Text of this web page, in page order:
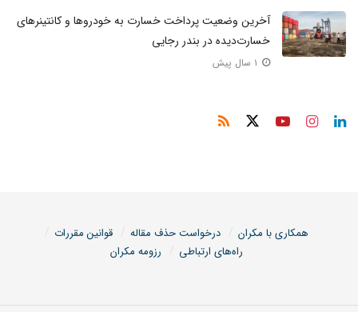
آخرین وضعیت پرداخت خسارت به خودروها و کانتینرهای
خسارت‌دیده در بندر رجایی
همکاری با مکران درخواست حذف مقاله
قوانین مقررات
راه‌های ارتباطی
رزومه مکران